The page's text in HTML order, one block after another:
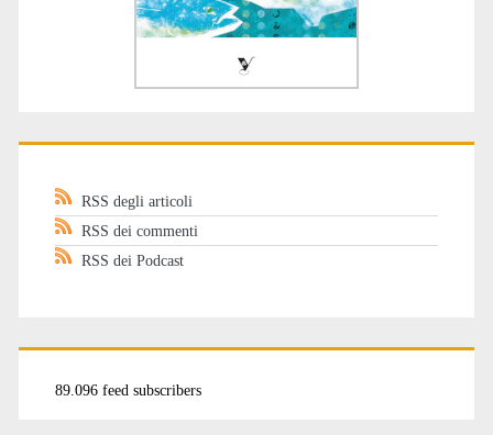
RSS degli articoli
RSS dei commenti
RSS dei Podcast
89.096 feed subscribers